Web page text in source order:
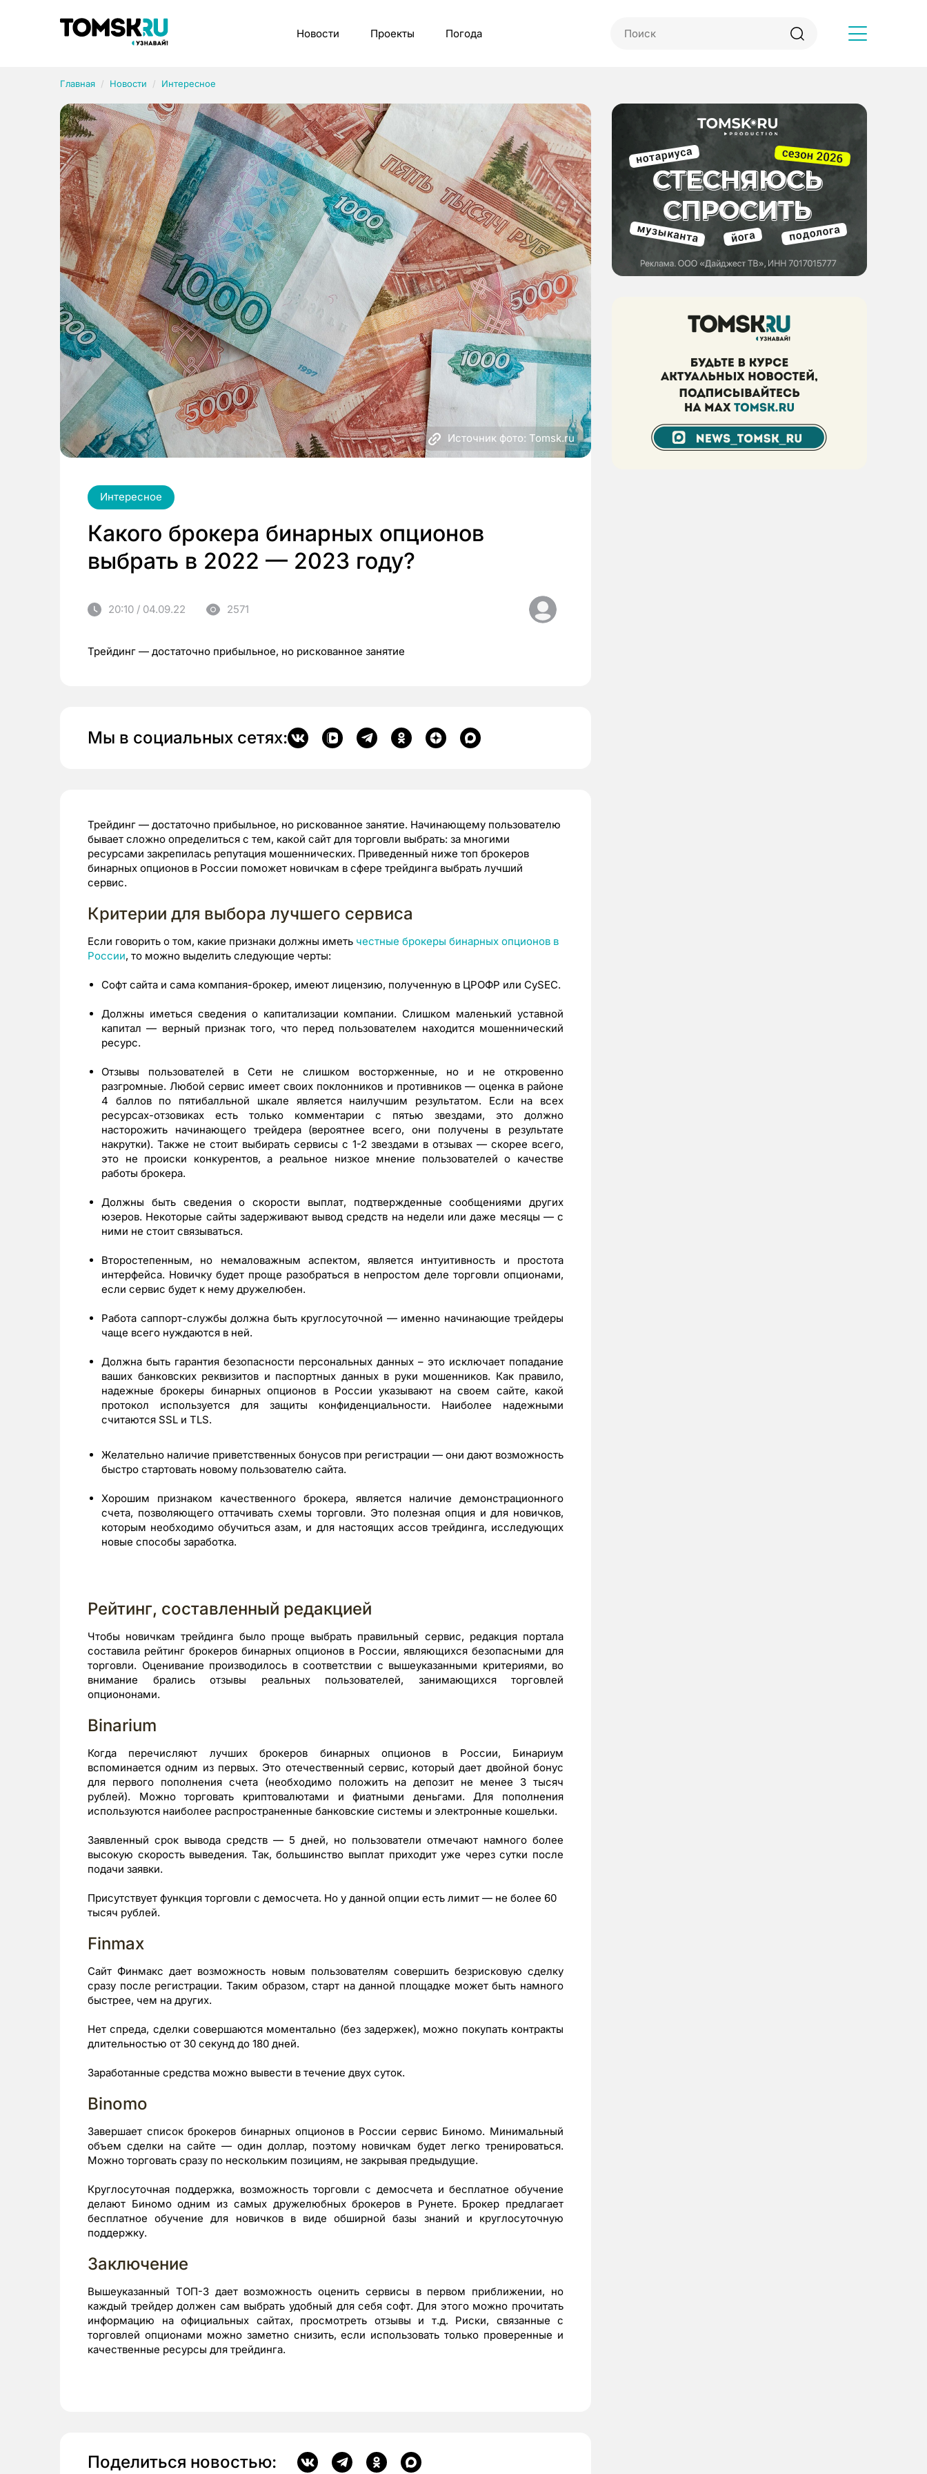
Новости Проекты Погода
Главная Новости Интересное
Источник фото: Tomsk.ru
Интересное
Какого брокера бинарных опционов
выбрать в 2022 — 2023 году?
20:10 / 04.09.22 2571
Трейдинг — достаточно прибыльное, но рискованное занятие
Мы в социальных сетях:
Трейдинг — достаточно прибыльное, но рискованное занятие. Начинающему пользователю
бывает сложно определиться с тем, какой сайт для торговли выбрать: за многими
ресурсами закрепилась репутация мошеннических. Приведенный ниже топ брокеров
бинарных опционов в России поможет новичкам в сфере трейдинга выбрать лучший
сервис.
Критерии для выбора лучшего сервиса
Если говорить о том, какие признаки должны иметь честные брокеры бинарных опционов в
России, то можно выделить следующие черты:
Софт сайта и сама компания-брокер, имеют лицензию, полученную в ЦРОФР или CySEC.
Должны иметься сведения о капитализации компании. Слишком маленький уставной
капитал — верный признак того, что перед пользователем находится мошеннический
ресурс.
Отзывы пользователей в Сети не слишком восторженные, но и не откровенно
разгромные. Любой сервис имеет своих поклонников и противников — оценка в районе
4 баллов по пятибалльной шкале является наилучшим результатом. Если на всех
ресурсах-отзовиках есть только комментарии с пятью звездами, это должно
насторожить начинающего трейдера (вероятнее всего, они получены в результате
накрутки). Также не стоит выбирать сервисы с 1-2 звездами в отзывах — скорее всего,
это не происки конкурентов, а реальное низкое мнение пользователей о качестве
работы брокера.
Должны быть сведения о скорости выплат, подтвержденные сообщениями других
юзеров. Некоторые сайты задерживают вывод средств на недели или даже месяцы — с
ними не стоит связываться.
Второстепенным, но немаловажным аспектом, является интуитивность и простота
интерфейса. Новичку будет проще разобраться в непростом деле торговли опционами,
если сервис будет к нему дружелюбен.
Работа саппорт-службы должна быть круглосуточной — именно начинающие трейдеры
чаще всего нуждаются в ней.
Должна быть гарантия безопасности персональных данных – это исключает попадание
ваших банковских реквизитов и паспортных данных в руки мошенников. Как правило,
надежные брокеры бинарных опционов в России указывают на своем сайте, какой
протокол используется для защиты конфиденциальности. Наиболее надежными
считаются SSL и TLS.
Желательно наличие приветственных бонусов при регистрации — они дают возможность
быстро стартовать новому пользователю сайта.
Хорошим признаком качественного брокера, является наличие демонстрационного
счета, позволяющего оттачивать схемы торговли. Это полезная опция и для новичков,
которым необходимо обучиться азам, и для настоящих ассов трейдинга, исследующих
новые способы заработка.
Рейтинг, составленный редакцией
Чтобы новичкам трейдинга было проще выбрать правильный сервис, редакция портала
составила рейтинг брокеров бинарных опционов в России, являющихся безопасными для
торговли. Оценивание производилось в соответствии с вышеуказанными критериями, во
внимание брались отзывы реальных пользователей, занимающихся торговлей
опциононами.
Binarium
Когда перечисляют лучших брокеров бинарных опционов в России, Бинариум
вспоминается одним из первых. Это отечественный сервис, который дает двойной бонус
для первого пополнения счета (необходимо положить на депозит не менее 3 тысяч
рублей). Можно торговать криптовалютами и фиатными деньгами. Для пополнения
используются наиболее распространенные банковские системы и электронные кошельки.
Заявленный срок вывода средств — 5 дней, но пользователи отмечают намного более
высокую скорость выведения. Так, большинство выплат приходит уже через сутки после
подачи заявки.
Присутствует функция торговли с демосчета. Но у данной опции есть лимит — не более 60
тысяч рублей.
Finmax
Сайт Финмакс дает возможность новым пользователям совершить безрисковую сделку
сразу после регистрации. Таким образом, старт на данной площадке может быть намного
быстрее, чем на других.
Нет спреда, сделки совершаются моментально (без задержек), можно покупать контракты
длительностью от 30 секунд до 180 дней.
Заработанные средства можно вывести в течение двух суток.
Binomo
Завершает список брокеров бинарных опционов в России сервис Биномо. Минимальный
объем сделки на сайте — один доллар, поэтому новичкам будет легко тренироваться.
Можно торговать сразу по нескольким позициям, не закрывая предыдущие.
Круглосуточная поддержка, возможность торговли с демосчета и бесплатное обучение
делают Биномо одним из самых дружелюбных брокеров в Рунете. Брокер предлагает
бесплатное обучение для новичков в виде обширной базы знаний и круглосуточную
поддержку.
Заключение
Вышеуказанный ТОП-3 дает возможность оценить сервисы в первом приближении, но
каждый трейдер должен сам выбрать удобный для себя софт. Для этого можно прочитать
информацию на официальных сайтах, просмотреть отзывы и т.д. Риски, связанные с
торговлей опционами можно заметно снизить, если использовать только проверенные и
качественные ресурсы для трейдинга.
Поделиться новостью:
Рубрики